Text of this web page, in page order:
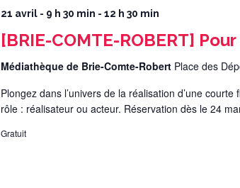
21 avril - 9 h 30 min - 12 h 30 min
[BRIE-COMTE-ROBERT]
Médiathèque de Brie-Comte-Robert Place des
Plongez dans l’univers de la réalisation d’une
rôle : réalisateur ou acteur. Réservation dès le 24
Gratuit